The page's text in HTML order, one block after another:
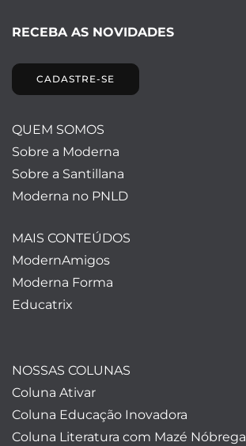
RECEBA AS NOVIDADES
CADASTRE-SE
QUEM SOMOS
Sobre a Moderna
Sobre a Santillana
Moderna no PNLD
MAIS CONTEÚDOS
ModernAmigos
Moderna Forma
Educatrix
NOSSAS COLUNAS
Coluna Ativar
Coluna Educação Inovadora
Coluna Literatura com Mazé Nóbrega